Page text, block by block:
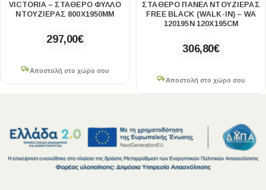
VICTORIA – ΣΤΑΘΕΡΌ ΦΎΛΛΟ
ΝΤΟΥΖΙΈΡΑΣ 800X1950MM
297,00€
Αποστολή στο χώρο σου
ΣΤΑΘΕΡΌ ΠΆΝΕΛ ΝΤΟΥΖΙΈΡΑΣ
FREE BLACK (WALK-IN) – WA
120195N 120Χ195CM
306,80€
Αποστολή στο χώρο σου